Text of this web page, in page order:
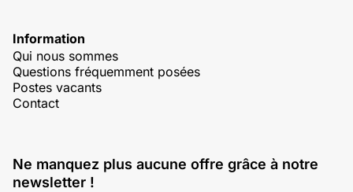
Information
Qui nous sommes
Questions fréquemment posées
Postes vacants
Contact
Ne manquez plus aucune offre grâce à notre
newsletter !